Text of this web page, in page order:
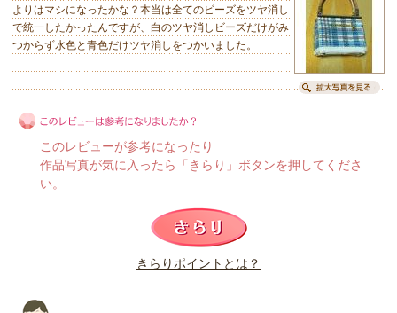
よりはマシになったかな？本当は全てのビーズをツヤ消し
で統一したかったんですが、白のツヤ消しビーズだけがみ
つからず水色と青色だけツヤ消しをつかいました。
このレビューは参考になりましたか？
このレビューが参考になったり
作品写真が気に入ったら「きらり」ボタンを押してくださ
い。
きらりポイントとは？